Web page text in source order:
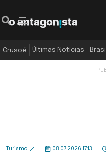
Crusoé Últimas Notícias Brasil
Turismo 08.07.2026 17:13